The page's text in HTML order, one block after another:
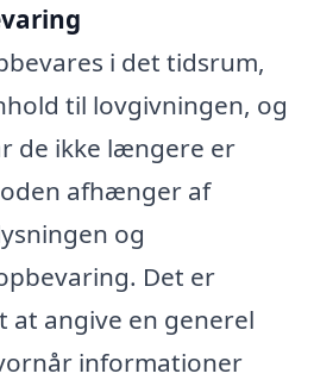
i det tidsrum,
til lovgivningen, og
de ikke længere er
afhænger af
og
Det er
at angive en generel
informationer